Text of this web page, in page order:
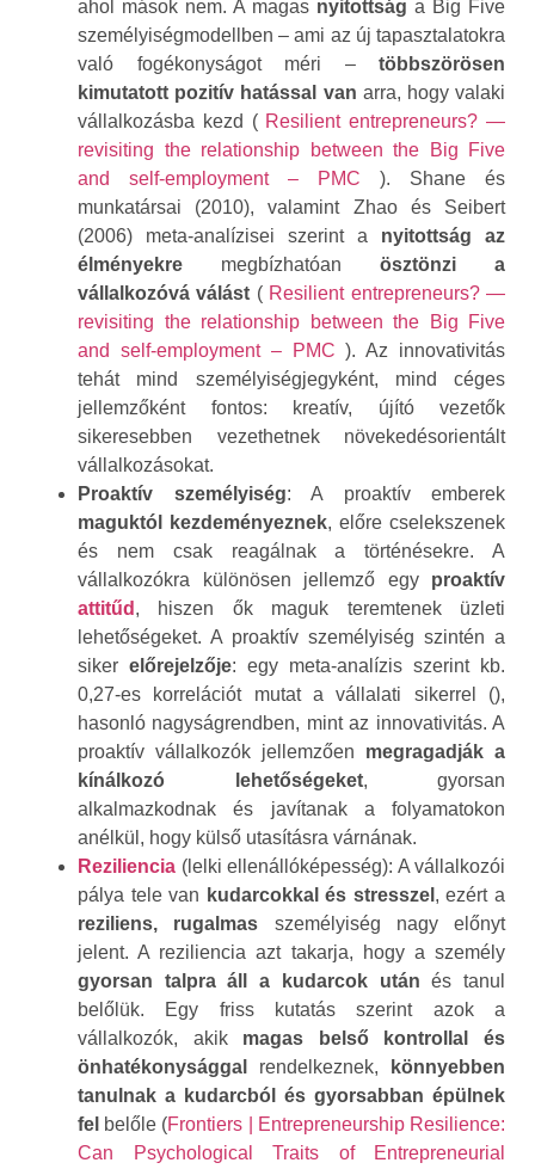
ahol mások nem. A magas nyitottság a Big Five
személyiségmodellben – ami az új tapasztalatokra
való fogékonyságot méri – többszörösen
kimutatott pozitív hatással van arra, hogy valaki
vállalkozásba kezd (Resilient entrepreneurs? —
revisiting the relationship between the Big Five
and self-employment – PMC ). Shane és
munkatársai (2010), valamint Zhao és Seibert
(2006) meta-analízisei szerint a nyitottság az
élményekre megbízhatóan ösztönzi a
vállalkozóvá válást (Resilient entrepreneurs? —
revisiting the relationship between the Big Five
and self-employment – PMC). Az innovativitás
tehát mind személyiségjegyként, mind céges
jellemzőként fontos: kreatív, újító vezetők
sikeresebben vezethetnek növekedésorientált
vállalkozásokat.
Proaktív személyiség: A proaktív emberek
maguktól kezdeményeznek, előre cselekszenek
és nem csak reagálnak a történésekre. A
vállalkozókra különösen jellemző egy proaktív
attitűd , hiszen ők maguk teremtenek üzleti
lehetőségeket. A proaktív személyiség szintén a
siker előrejelzője: egy meta-analízis szerint kb.
0,27-es korrelációt mutat a vállalati sikerrel (),
hasonló nagyságrendben, mint az innovativitás. A
proaktív vállalkozók jellemzően megragadják a
kínálkozó lehetőségeket, gyorsan
alkalmazkodnak és javítanak a folyamatokon
anélkül, hogy külső utasításra várnának.
Reziliencia (lelki ellenállóképesség): A vállalkozói
pálya tele van kudarcokkal és stresszel , ezért a
reziliens, rugalmas személyiség nagy előnyt
jelent. A reziliencia azt takarja, hogy a személy
gyorsan talpra áll a kudarcok után és tanul
belőlük. Egy friss kutatás szerint azok a
vállalkozók, akik magas belső kontrollal és
önhatékonysággal
rendelkeznek,
könnyebben
tanulnak a kudarcból és gyorsabban épülnek
fel belőle (Frontiers | Entrepreneurship Resilience:
Can Psychological Traits of Entrepreneurial